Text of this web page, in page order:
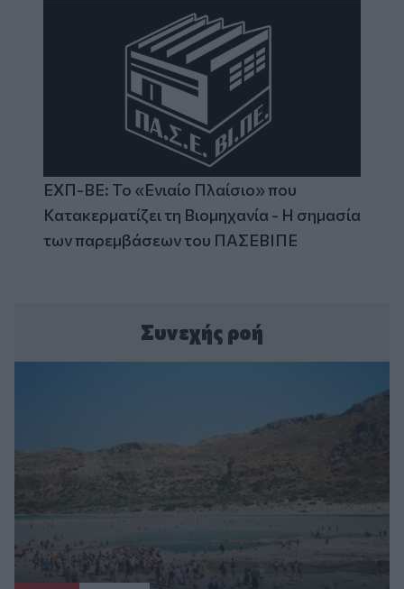
ΕΧΠ-ΒΕ: Το «Ενιαίο Πλαίσιο» που
Κατακερματίζει τη Βιομηχανία - Η σημασία
των παρεμβάσεων του ΠΑΣΕΒΙΠΕ
Συνεχής ροή